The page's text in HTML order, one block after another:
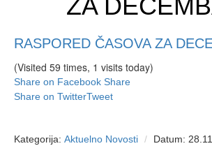
ZA
RASPORED ČASOVA ZA
(Visited 59 times, 1 visits today)
Share on Facebook Share
Share on TwitterTweet
Kategorija: Aktuelno Novosti
Datum: